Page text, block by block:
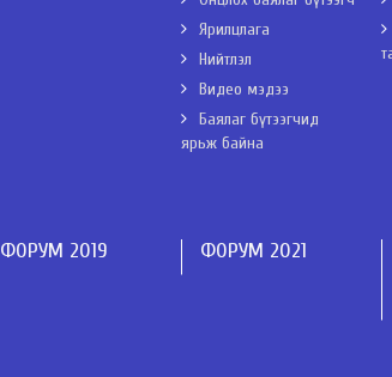
Ярилцлага
Нийтлэл
Видео мэдээ
Баялаг бүтээгчид
ярьж байна
ФОРУМ 2019 ФОРУМ 2021